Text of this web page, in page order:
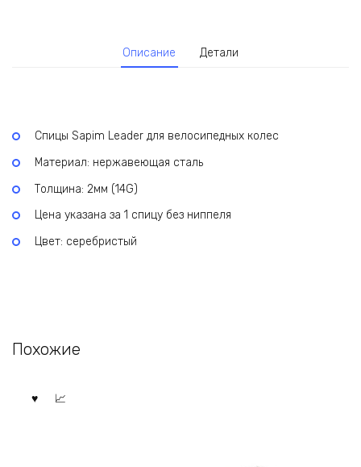
Описание Детали
Спицы Sapim Leader для велосипедных колес
Материал: нержавеющая сталь
Толщина: 2мм (14G)
Цена указана за 1 спицу без ниппеля
Цвет: серебристый
Похожие